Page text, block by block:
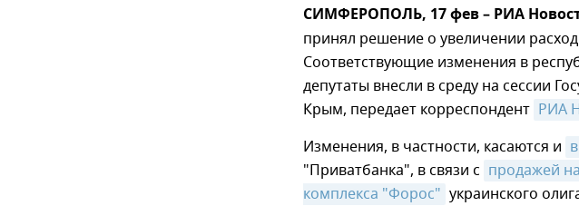
СИМФЕРОПОЛЬ, 17 фев – РИА
принял решение о увеличении
Соответствующие изменения в
депутаты внесли в среду на сессии
Крым, передает корреспондент РИА
Изменения, в частности, касаются и
"Приватбанка", в связи с продажей
комплекса "Форос" украинского